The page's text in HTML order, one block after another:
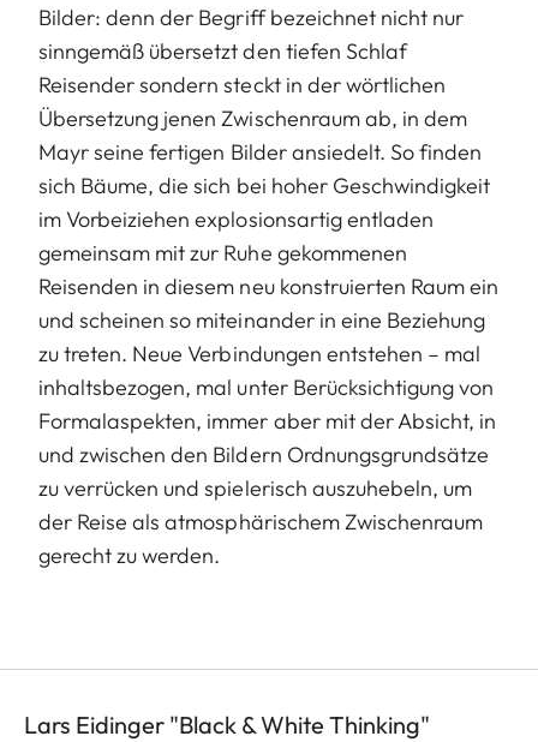
Bilder: denn der Begriff bezeichnet nicht nur
sinngemäß übersetzt den tiefen Schlaf
Reisender sondern steckt in der wörtlichen
Übersetzung jenen Zwischenraum ab, in dem
Mayr seine fertigen Bilder ansiedelt. So finden
sich Bäume, die sich bei hoher Geschwindigkeit
im Vorbeiziehen explosionsartig entladen
gemeinsam mit zur Ruhe gekommenen
Reisenden in diesem neu konstruierten Raum ein
und scheinen so miteinander in eine Beziehung
zu treten. Neue Verbindungen entstehen – mal
inhaltsbezogen, mal unter Berücksichtigung von
Formalaspekten, immer aber mit der Absicht, in
und zwischen den Bildern Ordnungsgrundsätze
zu verrücken und spielerisch auszuhebeln, um
der Reise als atmosphärischem Zwischenraum
gerecht zu werden.
Lars Eidinger "Black & White Thinking"